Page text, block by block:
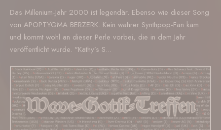
Das Millenium-Jahr 2000 ist legendär. Ebenso wie dieser Song
von APOPTYGMA BERZERK. Kein wahrer Synthpop-Fan kam
und kommt wohl an dieser Perle vorbei, die in dem Jahr
veröffentlicht wurde. "Kathy’s S...